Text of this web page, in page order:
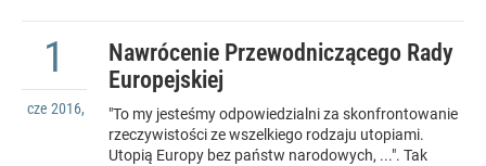
Nawrócenie Przewodniczącego Rady
Europejskiej
1
cze 2016,
"To my jesteśmy odpowiedzialni za skonfrontowanie
rzeczywistości ze wszelkiego rodzaju utopiami.
Utopią Europy bez państw narodowych, ...". Tak